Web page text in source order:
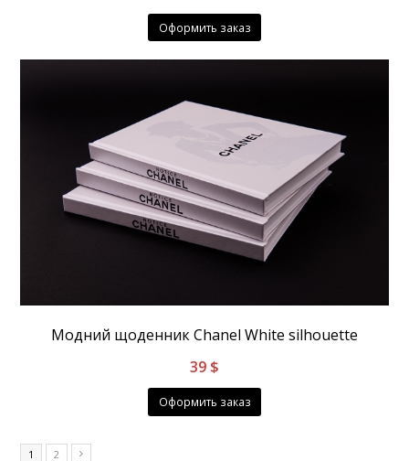
Оформить заказ
Модний щоденник Chanel White silhouette
39 $
Оформить заказ
1 2